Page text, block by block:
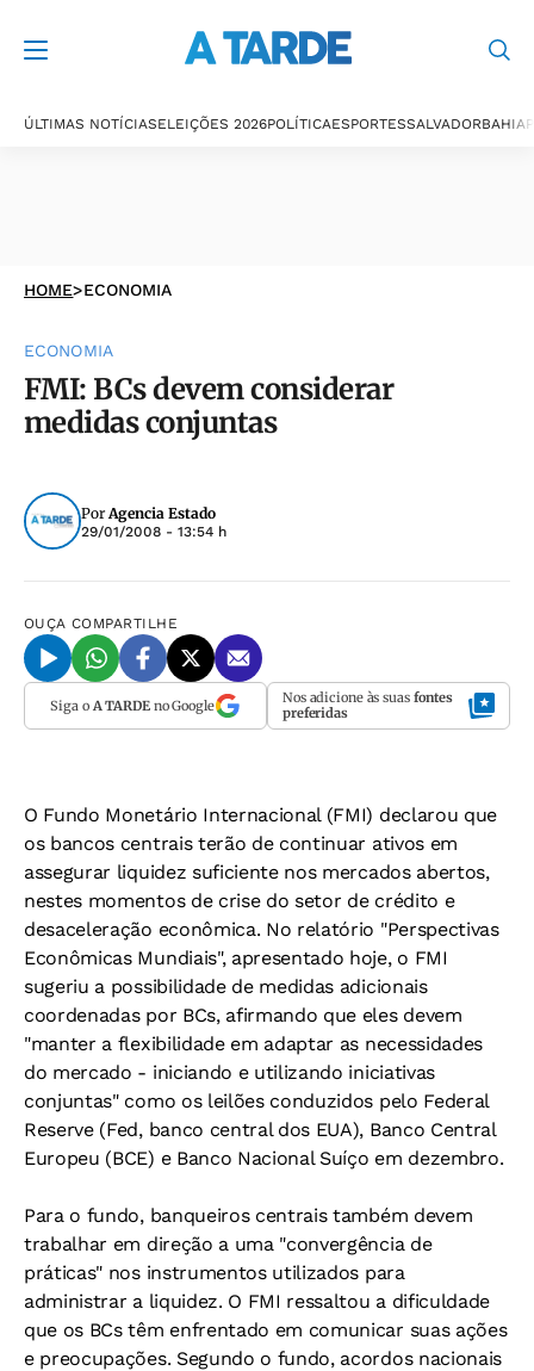
ÚLTIMAS NOTÍCIASELEIÇÕES 2026POLÍTICAESPORTESSALVADORBAHIA
HOME>ECONOMIA
ECONOMIA
FMI: BCs devem considerar
medidas conjuntas
PorAgencia Estado
29/01/2008 - 13:54 h
OUÇA COMPARTILHE
Siga o A TARDEno Google Nos adicione às suas fontes
preferidas
O Fundo Monetário Internacional (FMI) declarou que
os bancos centrais terão de continuar ativos em
assegurar liquidez suficiente nos mercados abertos,
nestes momentos de crise do setor de crédito e
desaceleração econômica. No relatório "Perspectivas
Econômicas Mundiais", apresentado hoje, o FMI
sugeriu a possibilidade de medidas adicionais
coordenadas por BCs, afirmando que eles devem
"manter a flexibilidade em adaptar as necessidades
do mercado - iniciando e utilizando iniciativas
conjuntas" como os leilões conduzidos pelo Federal
Reserve (Fed, banco central dos EUA), Banco Central
Europeu (BCE) e Banco Nacional Suíço em dezembro.
Para o fundo, banqueiros centrais também devem
trabalhar em direção a uma "convergência de
práticas" nos instrumentos utilizados para
administrar a liquidez. O FMI ressaltou a dificuldade
que os BCs têm enfrentado em comunicar suas ações
e preocupações. Segundo o fundo, acordos nacionais